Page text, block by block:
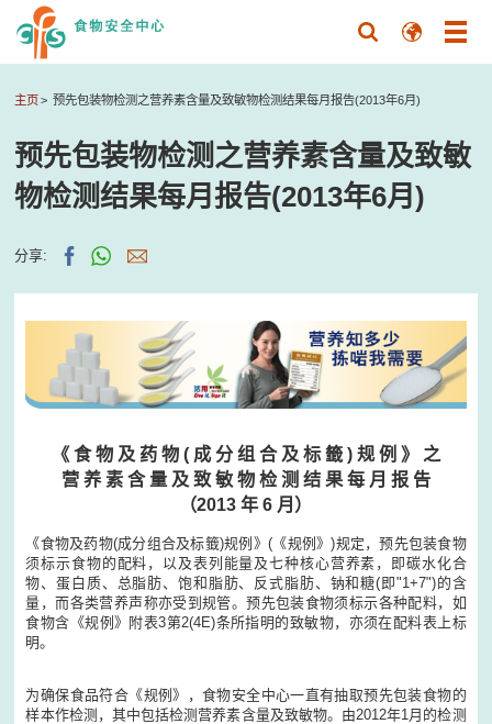
主页 预先包装物检测之营养素含量及致敏物检测结果每月报告(2013年6月)
预先包装物检测之营养素含量及致敏
物检测结果每月报告(2013年6月)
分享:
《 食 物 及 药 物 ( 成 分 组 合 及 标 籤 ) 规 例 》 之
营 养 素 含 量 及 致 敏 物 检 测 结 果 每 月 报 告
（2013 年6 月）
《食物及药物(成分组合及标籤)规例》(《规例》)规定，预先包装食物
须标示食物的配料，以及表列能量及七种核心营养素，即碳水化合
物、蛋白质、总脂肪、饱和脂肪、反式脂肪、钠和糖(即"1+7")的含
量，而各类营养声称亦受到规管。预先包装食物须标示各种配料，如
食物含《规例》附表3第2(4E)条所指明的致敏物，亦须在配料表上标
明。
为确保食品符合《规例》，食物安全中心一直有抽取预先包装食物的
样本作检测，其中包括检测营养素含量及致敏物。由2012年1月的检测